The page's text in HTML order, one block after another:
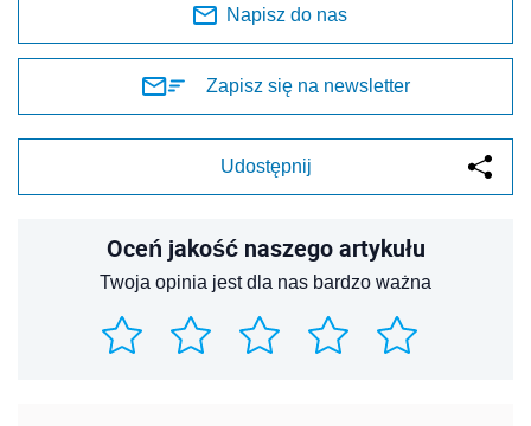
Napisz do nas
Zapisz się na newsletter
Udostępnij
Oceń jakość naszego artykułu
Twoja opinia jest dla nas bardzo ważna